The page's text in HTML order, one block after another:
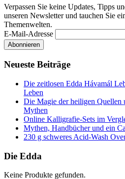
Verpassen Sie keine Updates, Tipps
unseren Newsletter und tauchen Sie
Themenwelten.
E-Mail-Adresse
Neueste Beiträge
Die zeitlosen Edda Hávamál
Leben
Die Magie der heiligen Quellen
Mythen
Online Kalligrafie‑Sets im
Mythen, Handbücher und ein
230 g schweres Acid-Wash
Die Edda
Keine Produkte gefunden.